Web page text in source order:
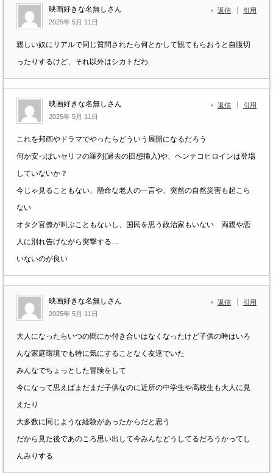
映画好きな名無しさん
2025年 5月 11日
返信 引用
親しい奴にリアルで同じ質問されたら何とかして観てもらおうと自腹切
ったりするけど、それ以外はシカトだわ
映画好きな名無しさん
2025年 5月 11日
返信 引用
これを邦画やドラマでやったらどういう展開になるだろう
何か安っぽいセリフの羅列(過去の回想挿入)や、ヘンテコヒロインは登場
していないか？
今じゃ見ることもない、懸命な老人の一言や、突然の自然災害も起こら
ない
オタク官僚が叫ぶこともないし、国民を思う政治家もいない 両親や恋
人に別れ告げながら突撃する…
いないのが良い
映画好きな名無しさん
2025年 5月 11日
返信 引用
大人になったらいつの間にか付き合いはなくなったけど子供の時はいろ
んな家庭環境でも特に気にすることなく友達でいた
みんなでちょっとした冒険をして
今になって思えばまだまだ子供なのに近所の中学生や高校生も大人に見
えたり
大多数に同じような経験があったからだと思う
だから見た後であのころ思い出して今みんなどうしてるだろうかってし
んみりする